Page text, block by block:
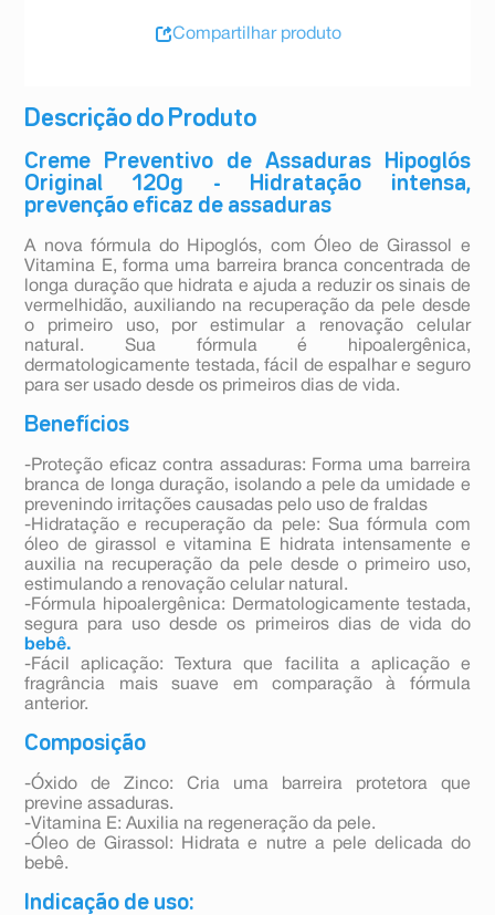
Descrição do Produto
Creme Preventivo de Assaduras Hipoglós
Original 120g - Hidratação intensa,
prevenção eficaz de assaduras
A nova fórmula do Hipoglós, com Óleo de Girassol e
Vitamina E, forma uma barreira branca concentrada de
longa duração que hidrata e ajuda a reduzir os sinais de
vermelhidão, auxiliando na recuperação da pele desde
o primeiro uso, por estimular a renovação celular
natural. Sua fórmula é hipoalergênica,
dermatologicamente testada, fácil de espalhar e seguro
para ser usado desde os primeiros dias de vida.
Benefícios
-Proteção eficaz contra assaduras: Forma uma barreira
branca de longa duração, isolando a pele da umidade e
prevenindo irritações causadas pelo uso de fraldas
-Hidratação e recuperação da pele: Sua fórmula com
óleo de girassol e vitamina E hidrata intensamente e
auxilia na recuperação da pele desde o primeiro uso,
estimulando a renovação celular natural.
-Fórmula hipoalergênica: Dermatologicamente testada,
segura para uso desde os primeiros dias de vida do
bebê.
-Fácil aplicação: Textura que facilita a aplicação e
fragrância mais suave em comparação à fórmula
anterior.
Composição
-Óxido de Zinco: Cria uma barreira protetora que
previne assaduras.
-Vitamina E: Auxilia na regeneração da pele.
-Óleo de Girassol: Hidrata e nutre a pele delicada do
bebê.
Indicação de uso:
Compartilhar produto